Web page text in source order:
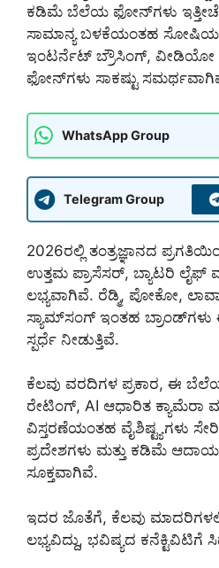
ಕಡಿಮೆ ಬೆಲೆಯ ಫೋನ್‌ಗಳು
ಸಾಮಾನ್ಯ ಬಳಕೆಯಂತಹ
ಇಂಟರ್ನೆಟ್ ಬ್ರೌಸಿಂಗ್, ವೀಡಿಯೋ
ಫೋನ್‌ಗಳು ಸಾಕಷ್ಟು
WhatsApp Group
Telegram Group
2026ರಲ್ಲಿ ತಂತ್ರಜ್ಞಾನದ
ಉತ್ತಮ ಪ್ರಾಸೆಸರ್, ಬ್ಯಾಟರಿ ಲೈಫ್
ಲಭ್ಯವಾಗಿವೆ. ರೆಡ್ಮಿ, ಪೋಕೋ,
ಸ್ಯಾಮ್‌ಸಂಗ್ ಇಂತಹ ಬ್ರಾಂಡ್‌ಗಳು
ಸ್ಪರ್ಧೆ ನೀಡುತ್ತಿವೆ.
ಕೆಲವು ವರದಿಗಳ ಪ್ರಕಾರ, ಈ
ರೇಟಿಂಗ್, AI ಆಧಾರಿತ ಕ್ಯಾಮೆರಾ
ವಿಸ್ತರಣೆಯಂತಹ ವೈಶಿಷ್ಟ್ಯಗಳು
ಪ್ರದೇಶಗಳು ಮತ್ತು ಕಡಿಮೆ
ಸೂಕ್ತವಾಗಿವೆ.
ಇದರ ಜೊತೆಗೆ, ಕೆಲವು
ಲಭ್ಯವಿದ್ದು, ಭವಿಷ್ಯದ ಕನೆಕ್ಟಿವಿಟಿಗೆ